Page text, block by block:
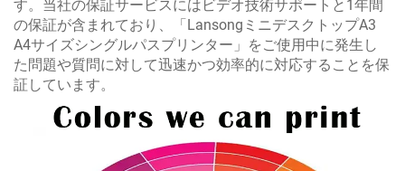
す。当社の保証サービスにはビデオ技術サポートと1年間
の保証が含まれており、「LansongミニデスクトップA3
A4サイズシングルパスプリンター」をご使用中に発生し
た問題や質問に対して迅速かつ効率的に対応することを保
証しています。